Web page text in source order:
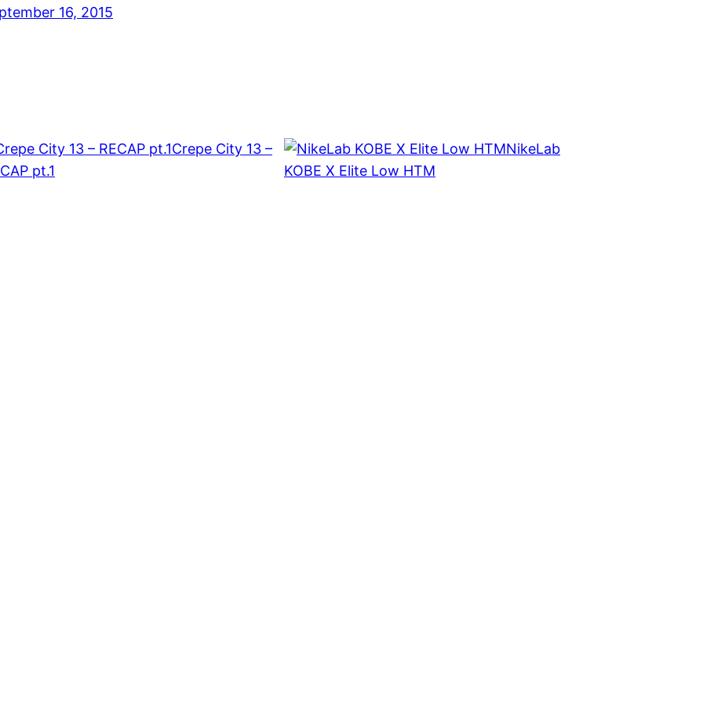
16, 2015